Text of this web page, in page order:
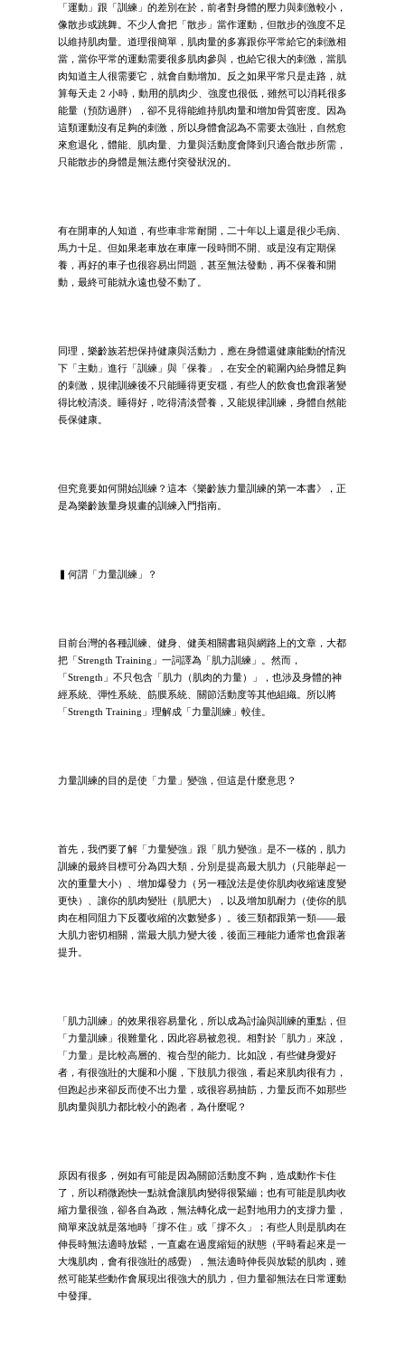
「運動」跟「訓練」的差別在於，前者對身體的壓力與刺激較小，
像散步或跳舞。不少人會把「散步」當作運動，但散步的強度不足
以維持肌肉量。道理很簡單，肌肉量的多寡跟你平常給它的刺激相
當，當你平常的運動需要很多肌肉參與，也給它很大的刺激，當肌
肉知道主人很需要它，就會自動增加。反之如果平常只是走路，就
算每天走 2 小時，動用的肌肉少、強度也很低，雖然可以消耗很多
能量（預防過胖），卻不見得能維持肌肉量和增加骨質密度。因為
這類運動沒有足夠的刺激，所以身體會認為不需要太強壯，自然愈
來愈退化，體能、肌肉量、力量與活動度會降到只適合散步所需，
只能散步的身體是無法應付突發狀況的。
有在開車的人知道，有些車非常耐開，二十年以上還是很少毛病、
馬力十足。但如果老車放在車庫一段時間不開、或是沒有定期保
養，再好的車子也很容易出問題，甚至無法發動，再不保養和開
動，最終可能就永遠也發不動了。
同理，樂齡族若想保持健康與活動力，應在身體還健康能動的情況
下「主動」進行「訓練」與「保養」，在安全的範圍內給身體足夠
的刺激，規律訓練後不只能睡得更安穩，有些人的飲食也會跟著變
得比較清淡。睡得好，吃得清淡營養，又能規律訓練，身體自然能
長保健康。
但究竟要如何開始訓練？這本《樂齡族力量訓練的第一本書》，正
是為樂齡族量身規畫的訓練入門指南。
▍何謂「力量訓練」？
目前台灣的各種訓練、健身、健美相關書籍與網路上的文章，大都
把「Strength Training」一詞譯為「肌力訓練」。然而，
「Strength」不只包含「肌力（肌肉的力量）」，也涉及身體的神
經系統、彈性系統、筋膜系統、關節活動度等其他組織。所以將
「Strength Training」理解成「力量訓練」較佳。
力量訓練的目的是使「力量」變強，但這是什麼意思？
首先，我們要了解「力量變強」跟「肌力變強」是不一樣的，肌力
訓練的最終目標可分為四大類，分別是提高最大肌力（只能舉起一
次的重量大小）、增加爆發力（另一種說法是使你肌肉收縮速度變
更快）、讓你的肌肉變壯（肌肥大），以及增加肌耐力（使你的肌
肉在相同阻力下反覆收縮的次數變多）。後三類都跟第一類——最
大肌力密切相關，當最大肌力變大後，後面三種能力通常也會跟著
提升。
「肌力訓練」的效果很容易量化，所以成為討論與訓練的重點，但
「力量訓練」很難量化，因此容易被忽視。相對於「肌力」來說，
「力量」是比較高層的、複合型的能力。比如說，有些健身愛好
者，有很強壯的大腿和小腿，下肢肌力很強，看起來肌肉很有力，
但跑起步來卻反而使不出力量，或很容易抽筋，力量反而不如那些
肌肉量與肌力都比較小的跑者，為什麼呢？
原因有很多，例如有可能是因為關節活動度不夠，造成動作卡住
了，所以稍微跑快一點就會讓肌肉變得很緊繃；也有可能是肌肉收
縮力量很強，卻各自為政，無法轉化成一起對地用力的支撐力量，
簡單來說就是落地時「撐不住」或「撐不久」；有些人則是肌肉在
伸長時無法適時放鬆，一直處在過度縮短的狀態（平時看起來是一
大塊肌肉，會有很強壯的感覺），無法適時伸長與放鬆的肌肉，雖
然可能某些動作會展現出很強大的肌力，但力量卻無法在日常運動
中發揮。